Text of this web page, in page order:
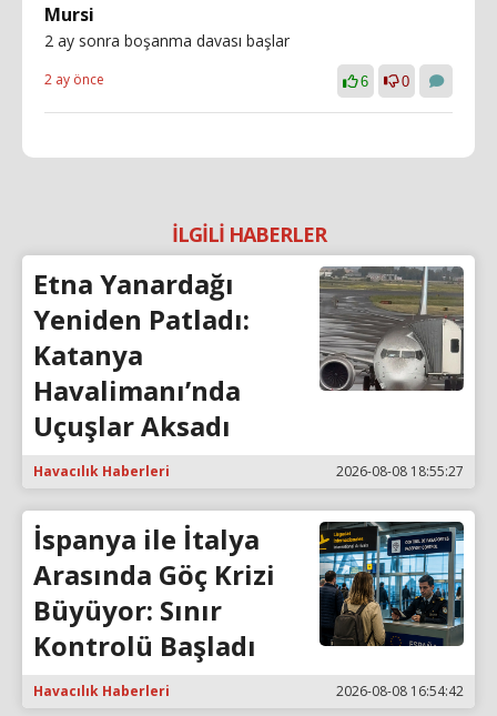
Mursi
2 ay sonra boşanma davası başlar
2 ay önce 6 0
İLGİLİ HABERLER
Etna Yanardağı
Yeniden Patladı:
Katanya
Havalimanı’nda
Uçuşlar Aksadı
Havacılık Haberleri 2026-08-08 18:55:27
İspanya ile İtalya
Arasında Göç Krizi
Büyüyor: Sınır
Kontrolü Başladı
Havacılık Haberleri 2026-08-08 16:54:42